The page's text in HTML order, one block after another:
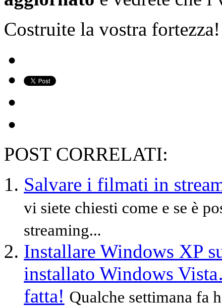
Costruite la vostra fortezza!
POST CORRELATI:
Salvare i filmati in
vi siete chiesti come e se è
streaming...
Installare Windows XP
installato Windows
fatta! Qualche settimana fa